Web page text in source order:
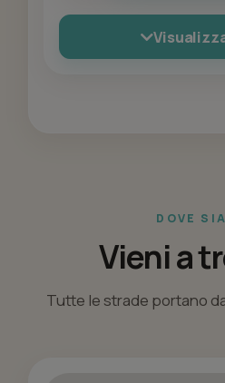
DOVE
Vieni a
Tutte le strade portano